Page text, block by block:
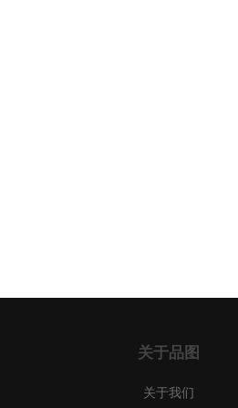
关于品图
关于我们